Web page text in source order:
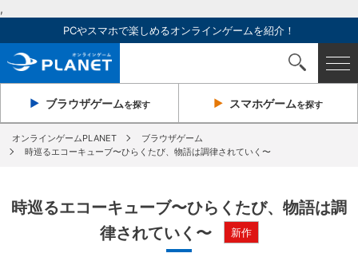
,
PCやスマホで楽しめるオンラインゲームを紹介！
ブラウザゲームを探す スマホゲームを探す
オンラインゲームPLANET
ブラウザゲーム
時巡るエコーキューブ〜ひらくたび、物語は調律されていく〜
時巡るエコーキューブ〜ひらくたび、物語は調
律されていく〜
新作